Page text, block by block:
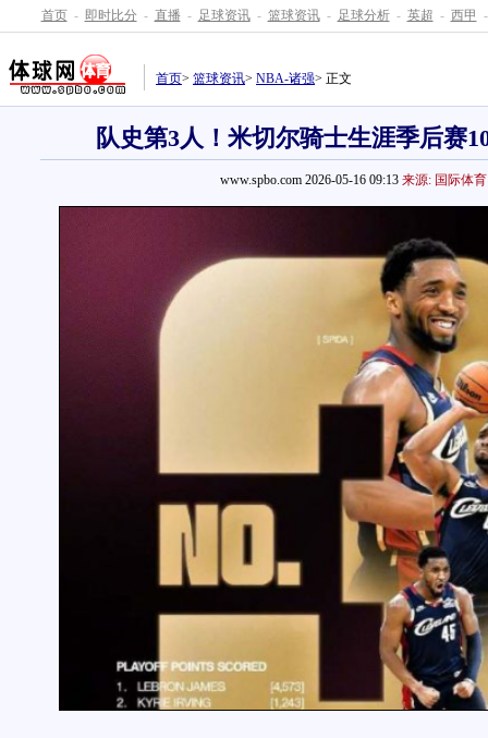
首页 - 即时比分 - 直播 - 足球资讯 - 篮球资讯 - 足球分析 - 英超 - 西甲 -
首页> 篮球资讯> NBA-诸强> 正文
队史第3人！米切尔骑士生涯季后赛
www.spbo.com 2026-05-16 09:13 来源: 国际体育